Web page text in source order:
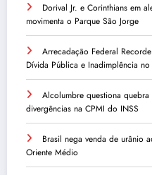
Dorival Jr. e Corinthians em
movimenta o Parque São Jorge
Arrecadação Federal
Dívida Pública e Inadimplência
Alcolumbre questiona
divergências na CPMI do INSS
Brasil nega venda de urânio
Oriente Médio